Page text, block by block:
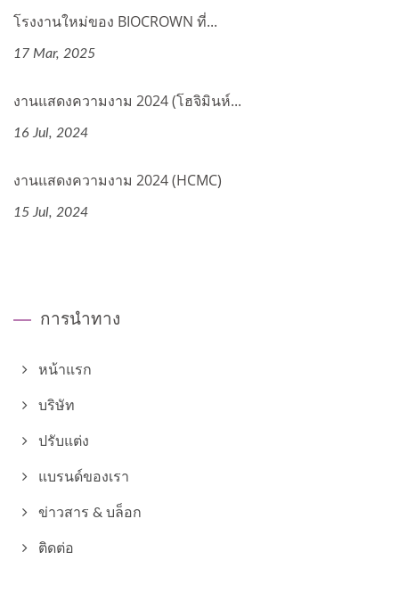
โรงงานใหม่ของ BIOCROWN ที่...
17 Mar, 2025
งานแสดงความงาม 2024 (โฮจิมินห์...
16 Jul, 2024
งานแสดงความงาม 2024 (HCMC)
15 Jul, 2024
การนำทาง
หน้าแรก
บริษัท
ปรับแต่ง
แบรนด์ของเรา
ข่าวสาร & บล็อก
ติดต่อ